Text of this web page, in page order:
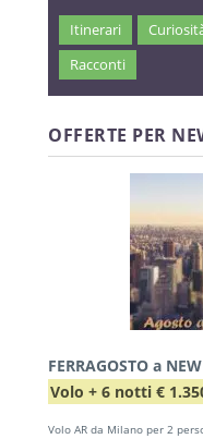
Itinerari
Racconti
OFFERTE PER
FERRAGOSTO a
Volo + 6 notti €
Volo AR da Milano per 2